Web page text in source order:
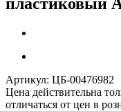
Артикул: ЦБ-00476982
Цена действительна
отличаться от цен в